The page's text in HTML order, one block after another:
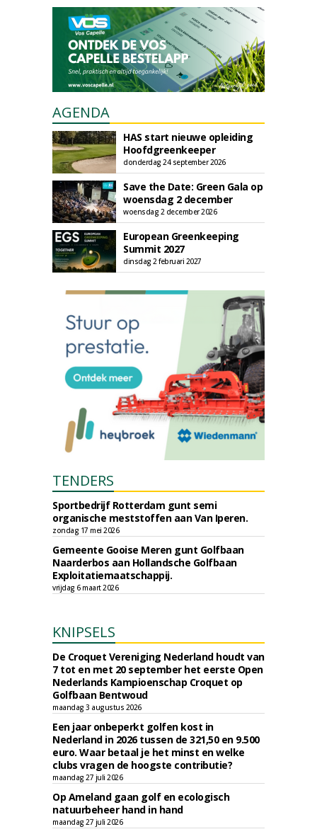
AGENDA
HAS start nieuwe opleiding
Hoofdgreenkeeper
donderdag 24 september 2026
Save the Date: Green Gala op
woensdag 2 december
woensdag 2 december 2026
European Greenkeeping
Summit 2027
dinsdag 2 februari 2027
TENDERS
Sportbedrijf Rotterdam gunt semi
organische meststoffen aan Van Iperen.
zondag 17 mei 2026
Gemeente Gooise Meren gunt Golfbaan
Naarderbos aan Hollandsche Golfbaan
Exploitatiemaatschappij.
vrijdag 6 maart 2026
KNIPSELS
De Croquet Vereniging Nederland houdt van
7 tot en met 20 september het eerste Open
Nederlands Kampioenschap Croquet op
Golfbaan Bentwoud
maandag 3 augustus 2026
Een jaar onbeperkt golfen kost in
Nederland in 2026 tussen de 321,50 en 9.500
euro. Waar betaal je het minst en welke
clubs vragen de hoogste contributie?
maandag 27 juli 2026
Op Ameland gaan golf en ecologisch
natuurbeheer hand in hand
maandag 27 juli 2026